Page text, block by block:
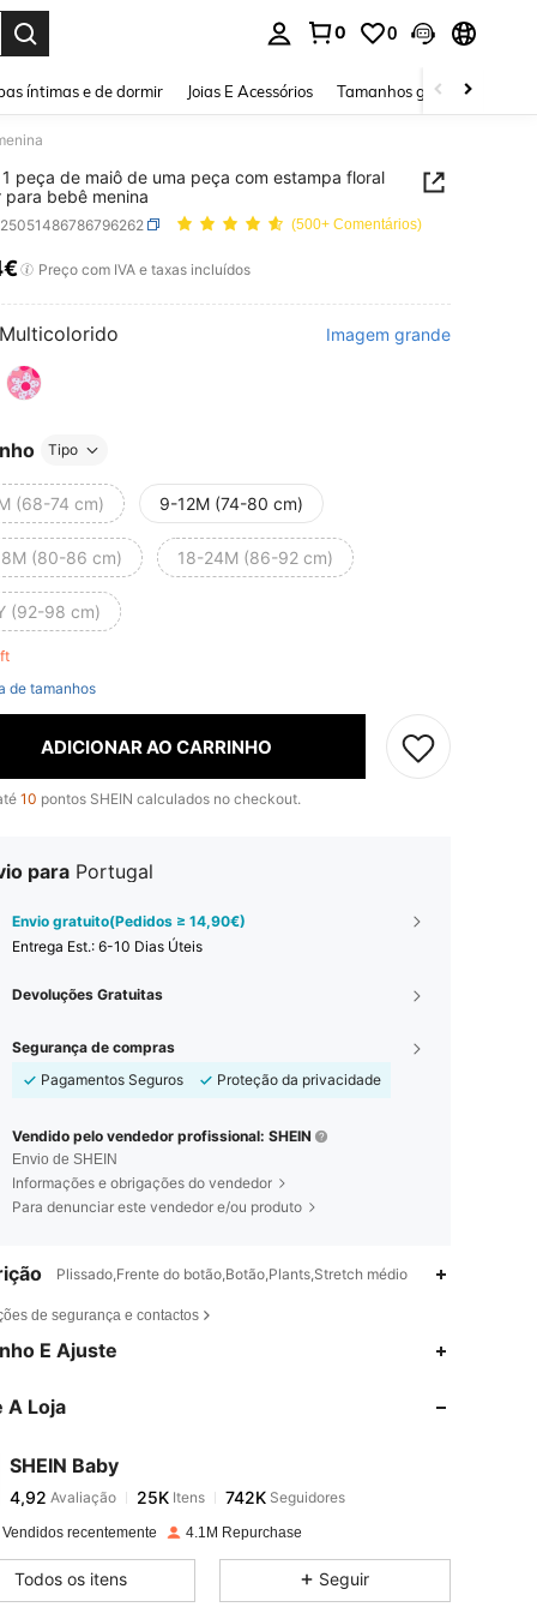
0 0
íntimas e de dormir Joias E Acessórios Tamanhos grandes
1 peça de maiô de uma peça com estampa floral
para bebê menina
(500+ Comentários)
AND AVAILABILITY
Preço com IVA e taxas incluídos
Multicolorido Imagem grande
Tipo
(68-74 cm) 9-12M (74-80 cm)
(80-86 cm) 18-24M (86-92 cm)
(92-98 cm)
de tamanhos
ADICIONAR AO CARRINHO
10 pontos SHEIN calculados no checkout.
para Portugal
Envio gratuito(Pedidos ≥ 14,90€)
Entrega Est.: 6-10 Dias Úteis
Devoluções Gratuitas
Segurança de compras
Pagamentos Seguros
Proteção da privacidade
Vendido pelo vendedor profissional: SHEIN
Envio de SHEIN
Informações e obrigações do vendedor
Para denunciar este vendedor e/ou produto
Plissado,Frente do botão,Botão,Plants,Stretch médio
de segurança e contactos
E Ajuste
A Loja
SHEIN Baby
4,92
4,92 Avaliação
f***rpago 1 dia atrás
recentemente 4.1M Repurchase
Todos os itens Seguir